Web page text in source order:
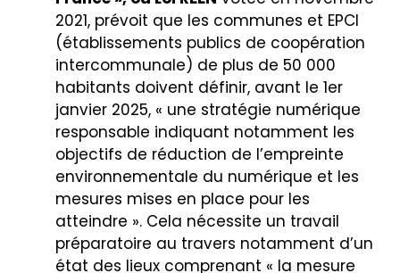
2021, prévoit que les communes et EPCI
(établissements publics de coopération
intercommunale) de plus de 50 000
habitants doivent définir, avant le 1er
janvier 2025, « une stratégie numérique
responsable indiquant notamment les
objectifs de réduction de l’empreinte
environnementale du numérique et les
mesures mises en place pour les
atteindre ». Cela nécessite un travail
préparatoire au travers notamment d’un
état des lieux comprenant « la mesure